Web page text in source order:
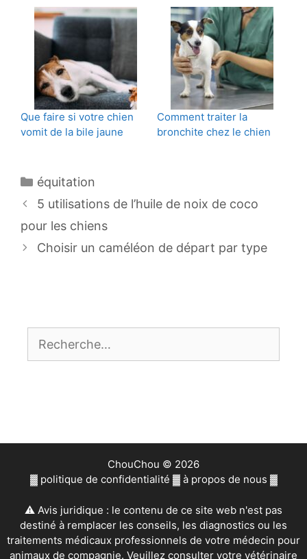
Que faire si votre chien
vomit de la bile jaune
Comment traiter la
bronchite chez le chien
Catégories
équitation
Navigation
des
5 utilisations de l’huile de noix de coco
pour les chiens
Choisir un caméléon de départ par type
ChouChou © 2026
▓ politique de confidentialité ▓ à propos de nous ▓
⚠ Avis juridique : le contenu de ce site web n'est pas
destiné à remplacer les conseils, les diagnostics ou les
traitements médicaux professionnels de votre médecin pour
animaux de compagnie. Veuillez consulter votre vétérinaire